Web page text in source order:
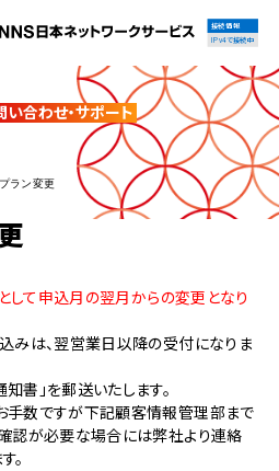
集合住宅オーナーの方
接続情報
IPv4で接続中
い合わせ・サポート
ラン変更
して申込月の翌月からの変更となり
みは、翌営業日以降の受付になりま
書」を郵送いたします。
手数ですが下記顧客情報管理部まで
認が必要な場合には弊社より連絡
。